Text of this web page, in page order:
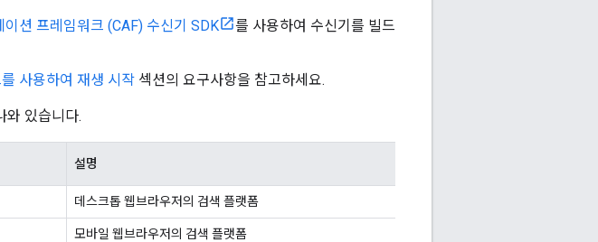
션 프레임워크 (CAF) 수신기 SDK
를 사용하여 수신기를 빌드
사용하여 재생 시작 섹션의 요구사항을 참고하세요.
와 있습니다.
설명
데스크톱 웹브라우저의 검색 플랫폼
모바일 웹브라우저의 검색 플랫폼